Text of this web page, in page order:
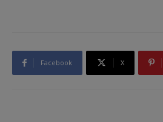
Facebook X